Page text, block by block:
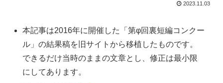
2023.11.03
本記事は2016年に開催した「第φ回裏短編コンクー
ル」の結果稿を旧サイトから移植したものです。
できるだけ当時のままの文章とし、修正は最小限
にしてあります。